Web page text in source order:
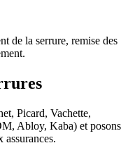
de la serrure, remise des
Picard, Vachette,
Abloy, Kaba) et posons
assurances.